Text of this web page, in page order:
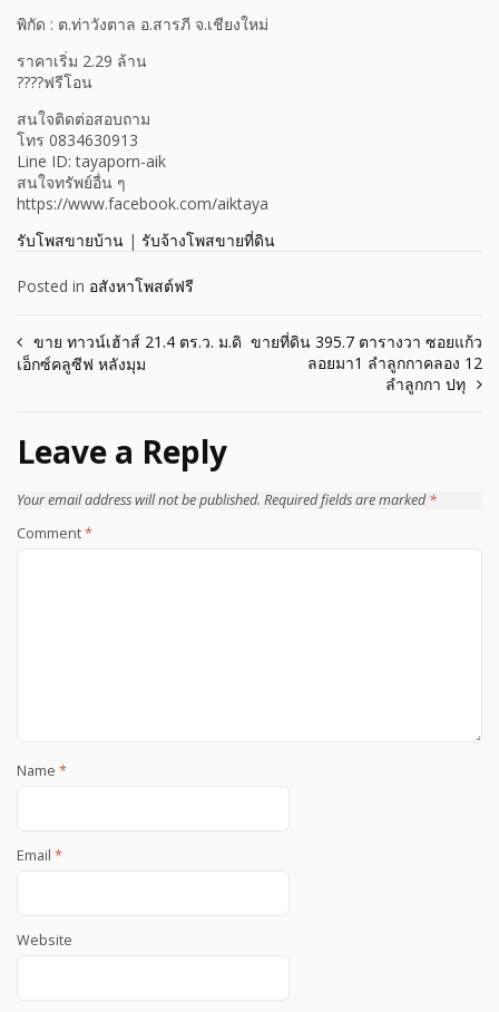
พิกัด : ต.ท่าวังตาล อ.สารภี จ.เชียงใหม่
ราคาเริ่ม 2.29 ล้าน
????ฟรีโอน
สนใจติดต่อสอบถาม
โทร 0834630913
Line ID: tayaporn-aik
สนใจทรัพย์อื่น ๆ
https://www.facebook.com/aiktaya
รับโพสขายบ้าน | รับจ้างโพสขายที่ดิน
Posted in อสังหาโพสต์ฟรี
Post
navigation
ขาย ทาวน์เฮ้าส์ 21.4 ตร.ว. ม.ดิ
เอ็กซ์คลูซีฟ หลังมุม
ขายที่ดิน 395.7 ตารางวา ซอยแก้ว
ลอยมา1 ลำลูกกาคลอง 12
ลำลูกกา ปทุ
Leave a Reply
Your email address will not be published. Required fields are marked*
Comment*
Name *
Email *
Website